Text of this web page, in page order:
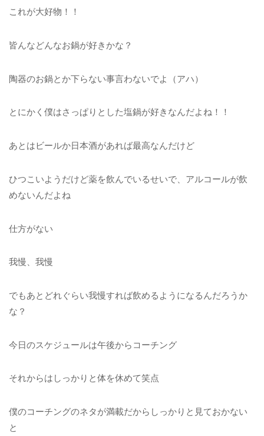
これが大好物！！
皆んなどんなお鍋が好きかな？
陶器のお鍋とか下らない事言わないでよ（アハ）
とにかく僕はさっぱりとした塩鍋が好きなんだよね！！
あとはビールか日本酒があれば最高なんだけど
ひつこいようだけど薬を飲んでいるせいで、アルコールが飲
めないんだよね
仕方がない
我慢、我慢
でもあとどれぐらい我慢すれば飲めるようになるんだろうか
な？
今日のスケジュールは午後からコーチング
それからはしっかりと体を休めて笑点
僕のコーチングのネタが満載だからしっかりと見ておかない
と